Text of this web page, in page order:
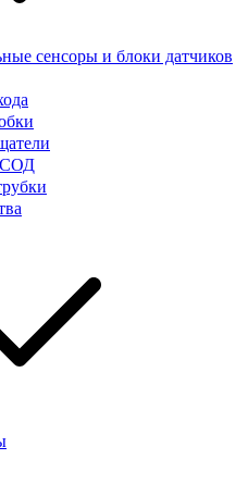
сенсоры и блоки датчиков
СОД